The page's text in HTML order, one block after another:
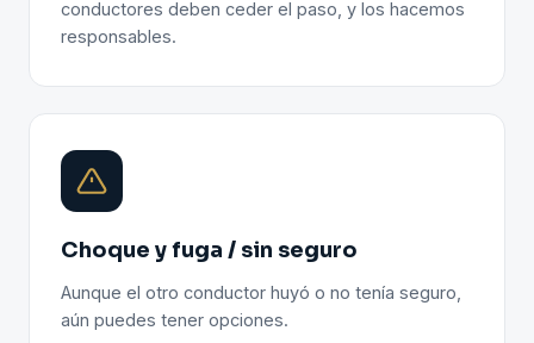
conductores deben ceder el paso, y los hacemos
responsables.
Choque y fuga / sin seguro
Aunque el otro conductor huyó o no tenía seguro,
aún puedes tener opciones.